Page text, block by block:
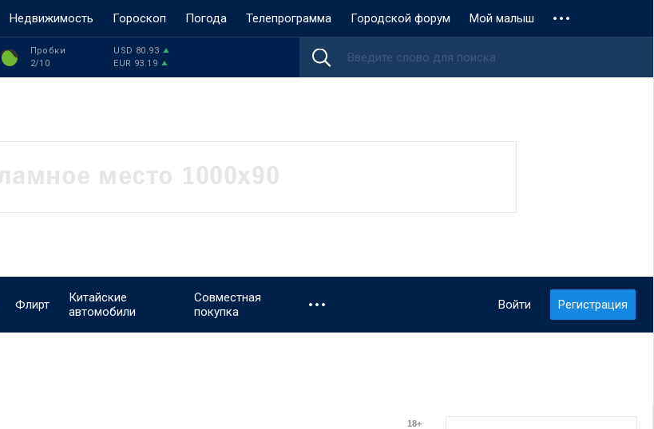
Недвижимость Гороскоп Погода Телепрограмма Городской форум Мой малыш
Пробки
2/10
USD 80.93
EUR 93.19
Флирт
Китайские
автомобили
Совместная
покупка
Войти Регистрация
18+